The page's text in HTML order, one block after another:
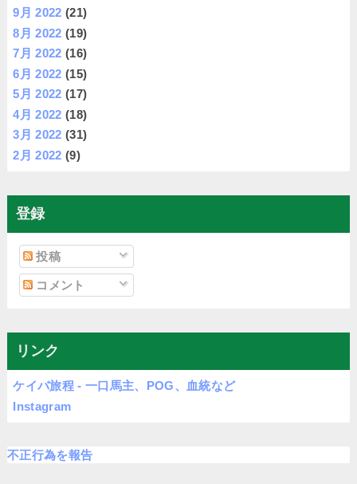
9月 2022 (21)
8月 2022 (19)
7月 2022 (16)
6月 2022 (15)
5月 2022 (17)
4月 2022 (18)
3月 2022 (31)
2月 2022 (9)
登録
投稿
コメント
リンク
ケイバ旅程 - 一口馬主、POG、血統など
Instagram
不正行為を報告